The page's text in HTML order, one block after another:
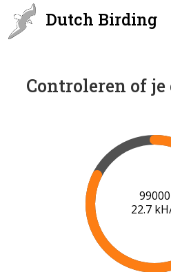
Dutch Birding
Controleren of je
101000
22.7